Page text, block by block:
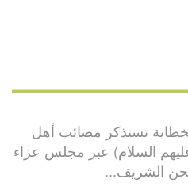
تستذكر مصائب أهل
السلام) عبر مجلس عزاء
الشريف...